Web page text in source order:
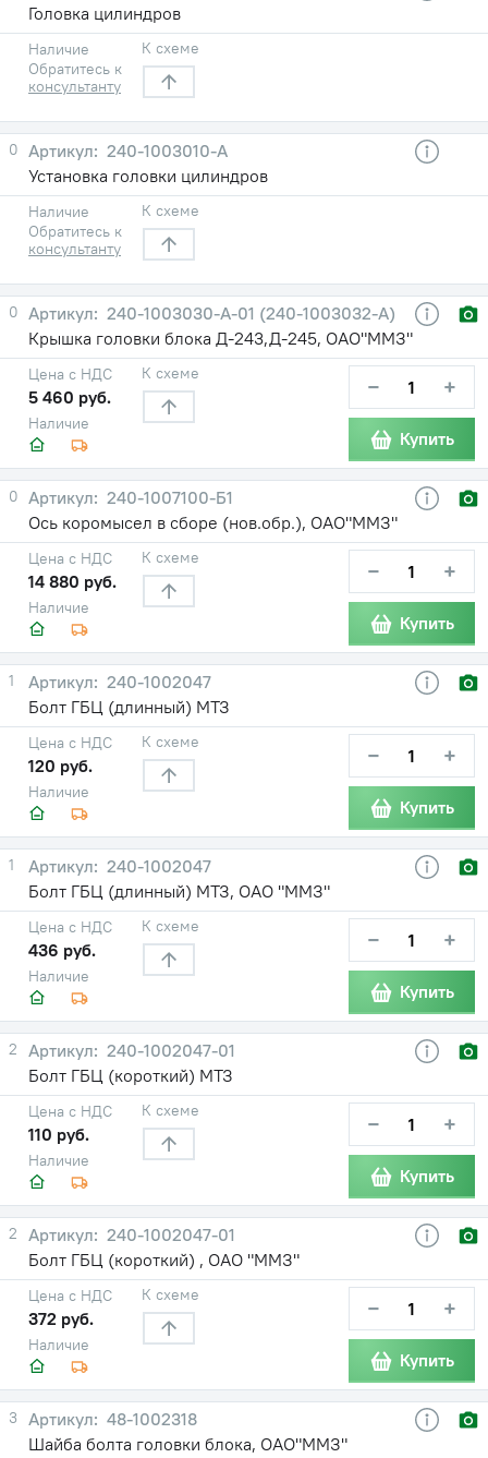
Головка цилиндров
Наличие
Обратитесь к
консультанту
К схеме
0
240-1003010-А
Установка головки цилиндров
Наличие
Обратитесь к
консультанту
К схеме
0
240-1003030-А-01 (240-1003032-А)
Крышка головки блока Д-243,Д-245, ОАО"ММЗ"
Наличие
Цена с НДС
5 460 руб.
К схеме − +
Купить
0
240-1007100-Б1
Ось коромысел в сборе (нов.обр.), ОАО"ММЗ"
Наличие
Цена с НДС
14 880 руб.
К схеме − +
Купить
1
240-1002047
Болт ГБЦ (длинный) МТЗ
Наличие
Цена с НДС
120 руб.
К схеме − +
Купить
1
240-1002047
Болт ГБЦ (длинный) МТЗ, ОАО "ММЗ"
Наличие
Цена с НДС
436 руб.
К схеме − +
Купить
2
240-1002047-01
Болт ГБЦ (короткий) МТЗ
Наличие
Цена с НДС
110 руб.
К схеме − +
Купить
2
240-1002047-01
Болт ГБЦ (короткий) , ОАО "ММЗ"
Наличие
Цена с НДС
372 руб.
К схеме − +
Купить
3
48-1002318
Шайба болта головки блока, ОАО"ММЗ"